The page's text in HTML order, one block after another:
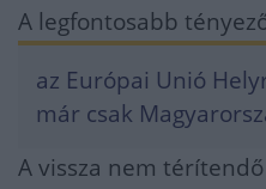
A legfontosabb
az Európai Unió
már csak
A vissza nem